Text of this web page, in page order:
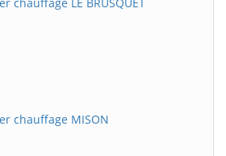
chauffage MISON